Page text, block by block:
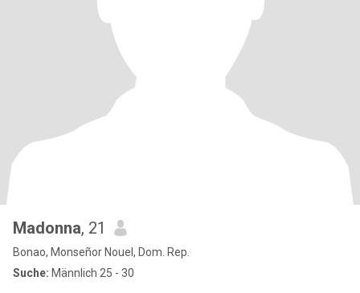
Madonna, 21
Bonao, Monseñor Nouel, Dom. Rep.
Suche: Männlich 25 - 30